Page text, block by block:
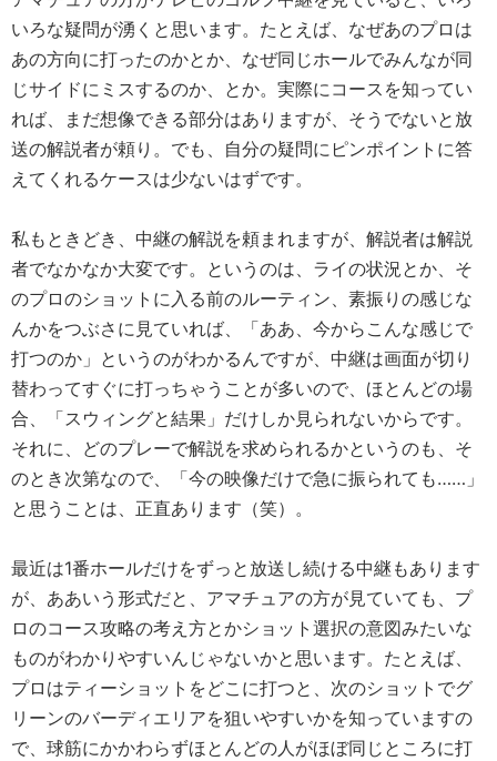
いろな疑問が湧くと思います。たとえば、なぜあのプロは
あの方向に打ったのかとか、なぜ同じホールでみんなが同
じサイドにミスするのか、とか。実際にコースを知ってい
れば、まだ想像できる部分はありますが、そうでないと放
送の解説者が頼り。でも、自分の疑問にピンポイントに答
えてくれるケースは少ないはずです。
私もときどき、中継の解説を頼まれますが、解説者は解説
者でなかなか大変です。というのは、ライの状況とか、そ
のプロのショットに入る前のルーティン、素振りの感じな
んかをつぶさに見ていれば、「ああ、今からこんな感じで
打つのか」というのがわかるんですが、中継は画面が切り
替わってすぐに打っちゃうことが多いので、ほとんどの場
合、「スウィングと結果」だけしか見られないからです。
それに、どのプレーで解説を求められるかというのも、そ
のとき次第なので、「今の映像だけで急に振られても……」
と思うことは、正直あります（笑）。
最近は1番ホールだけをずっと放送し続ける中継もあります
が、ああいう形式だと、アマチュアの方が見ていても、プ
ロのコース攻略の考え方とかショット選択の意図みたいな
ものがわかりやすいんじゃないかと思います。たとえば、
プロはティーショットをどこに打つと、次のショットでグ
リーンのバーディエリアを狙いやすいかを知っていますの
で、球筋にかかわらずほとんどの人がほぼ同じところに打